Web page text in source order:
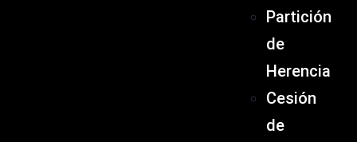
Partición
de
Herencia
Cesión
de